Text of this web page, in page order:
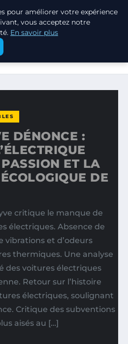
FOOTPRINT
POURQUOI L’ÉLECTRIQUE
DÉNONCE :
ET LA
DE
critique le manque de
électriques. Absence de
vibrations et d’odeurs
thermiques. Une analyse
des voitures électriques
Retour sur l’histoire
électriques, soulignant
Critique des subventions
aisés au […]
pour améliorer votre expérience
vous acceptez notre
En savoir plus